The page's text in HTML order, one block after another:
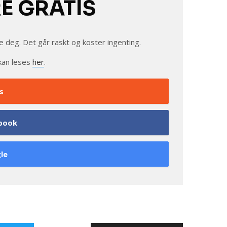
GRATIS
deg. Det går raskt og koster ingenting.
leses her.